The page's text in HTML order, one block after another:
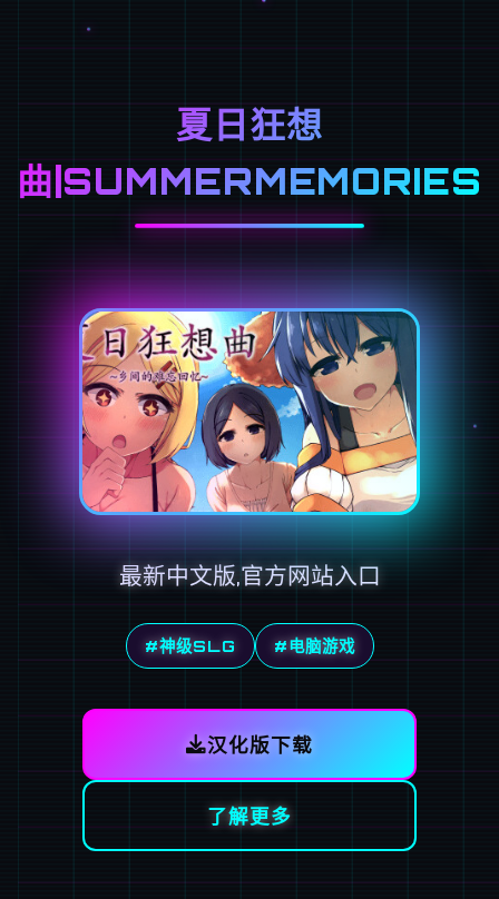
夏日狂想
曲|SUMMERMEMORIES
最新中文版,官方网站入口
#神级SLG #电脑游戏
汉化版下载
了解更多